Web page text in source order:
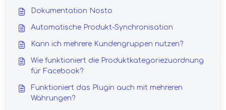
Dokumentation Nosto
Automatische Produkt-Synchronisation
Kann ich mehrere Kundengruppen nutzen?
Wie funktioniert die Produktkategoriezuordnung
für Facebook?
Funktioniert das Plugin auch mit mehreren
Währungen?